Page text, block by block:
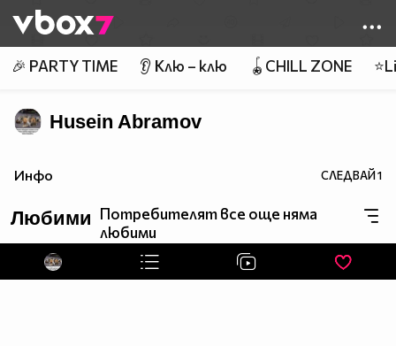
👾
🎉 PARTY TIME 👂 Клю – клю 🪀CHILL ZONE
Husein Abramov
Инфо СЛЕДВАЙ1
Любими Потребителят все още няма
любими